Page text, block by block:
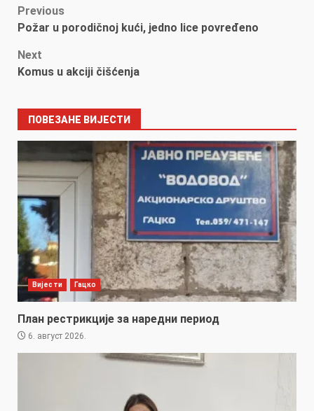
Post
Previous
Požar u porodičnoj kući, jedno lice povređeno
Next
Komus u akciji čišćenja
ПОВЕЗАНЕ ВИЈЕСТИ
Вијести Гацко
План рестрикције за наредни период
6. август 2026.